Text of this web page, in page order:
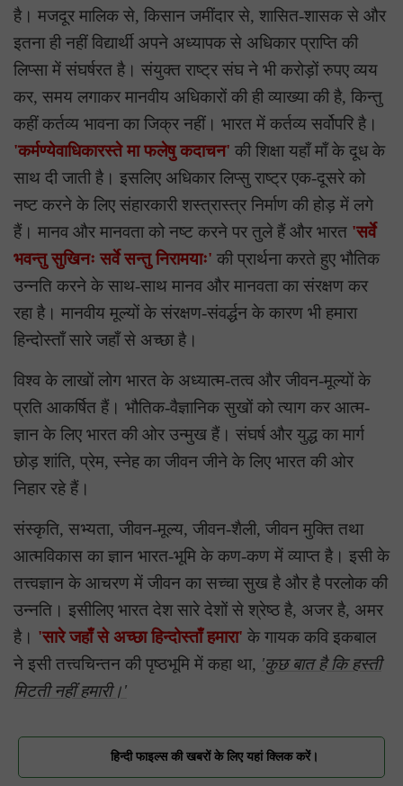
है। मजदूर मालिक से, किसान जमींदार से, शासित-शासक से और
इतना ही नहीं विद्यार्थी अपने अध्यापक से अधिकार प्राप्ति की
लिप्सा में संघर्षरत है। संयुक्त राष्ट्र संघ ने भी करोड़ों रुपए व्यय
कर, समय लगाकर मानवीय अधिकारों की ही व्याख्या की है, किन्तु
कहीं कर्तव्य भावना का जिक्र नहीं। भारत में कर्तव्य सर्वोपरि है।
'कर्मण्येवाधिकारस्ते मा फलेषु कदाचन' की शिक्षा यहाँ माँ के दूध के
साथ दी जाती है। इसलिए अधिकार लिप्सु राष्ट्र एक-दूसरे को
नष्ट करने के लिए संहारकारी शस्त्रास्त्र निर्माण की होड़ में लगे
हैं। मानव और मानवता को नष्ट करने पर तुले हैं और भारत 'सर्वे
भवन्तु सुखिनः सर्वे सन्तु निरामयाः' की प्रार्थना करते हुए भौतिक
उन्नति करने के साथ-साथ मानव और मानवता का संरक्षण कर
रहा है। मानवीय मूल्यों के संरक्षण-संवर्द्धन के कारण भी हमारा
हिन्दोस्ताँ सारे जहाँ से अच्छा है।
विश्व के लाखों लोग भारत के अध्यात्म-तत्व और जीवन-मूल्यों के
प्रति आकर्षित हैं। भौतिक-वैज्ञानिक सुखों को त्याग कर आत्म-
ज्ञान के लिए भारत की ओर उन्मुख हैं। संघर्ष और युद्ध का मार्ग
छोड़ शांति, प्रेम, स्नेह का जीवन जीने के लिए भारत की ओर
निहार रहे हैं।
संस्कृति, सभ्यता, जीवन-मूल्य, जीवन-शैली, जीवन मुक्ति तथा
आत्मविकास का ज्ञान भारत-भूमि के कण-कण में व्याप्त है। इसी के
तत्त्वज्ञान के आचरण में जीवन का सच्चा सुख है और है परलोक की
उन्नति। इसीलिए भारत देश सारे देशों से श्रेष्ठ है, अजर है, अमर
है। 'सारे जहाँ से अच्छा हिन्दोस्ताँ हमारा' के गायक कवि इकबाल
ने इसी तत्त्वचिन्तन की पृष्ठभूमि में कहा था, 'कुछ बात है कि हस्ती
मिटती नहीं हमारी।'
हिन्दी फाइल्स की खबरों के लिए यहां क्लिक करें।